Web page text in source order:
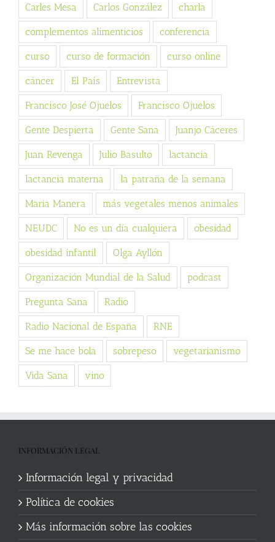
Carles Mesa Carlos González charla
complementos alimenticios conferencia
curso curso de formación curso online
cáncer El País Entrevista
Francisco José Ojuelos Francisco Ojuelos
Gente Despierta Gente Sana Juanjo Cáceres
Juan Revenga Julio Basulto lactancia
lactancia materna la patraña de la semana
Maria Manera más vegetales menos animales
NEUDC No es un día cualquiera obesidad
obesidad infantil Olga Ayllón
Organización Mundial de la Salud podcast
Pregunta Sana Radio
Radio Nacional de España RNE
Se me hace bola sobrepeso vegetarianismo
Vida Sana vino
INFORMACIÓN LEGAL
Información legal y privacidad
Política de cookies
Más información sobre las cookies